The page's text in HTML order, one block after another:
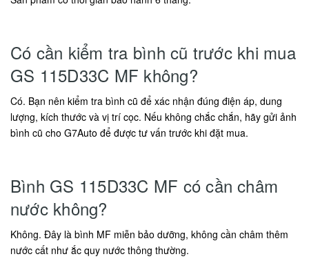
Có cần kiểm tra bình cũ trước khi mua
GS 115D33C MF không?
Có. Bạn nên kiểm tra bình cũ để xác nhận đúng điện áp, dung
lượng, kích thước và vị trí cọc. Nếu không chắc chắn, hãy gửi ảnh
bình cũ cho G7Auto để được tư vấn trước khi đặt mua.
Bình GS 115D33C MF có cần châm
nước không?
Không. Đây là bình MF miễn bảo dưỡng, không cần châm thêm
nước cất như ắc quy nước thông thường.